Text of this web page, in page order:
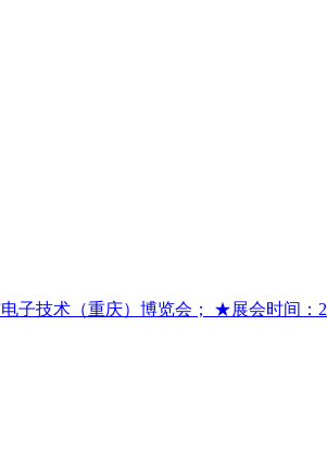
子技术（重庆）博览会； ★展会时间